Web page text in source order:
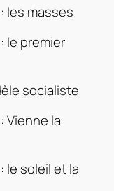
les masses
le premier
socialiste
Vienne la
le soleil et la